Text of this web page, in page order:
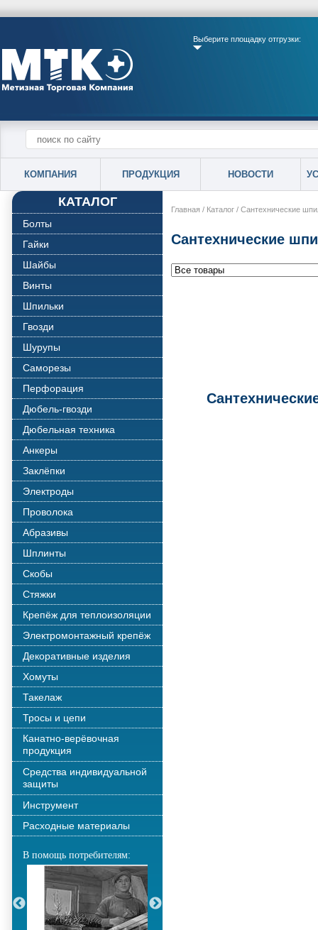
Выберите площадку отгрузки:
КОМПАНИЯ ПРОДУКЦИЯ НОВОСТИ
КАТАЛОГ
Болты
Гайки
Шайбы
Винты
Шпильки
Гвозди
Шурупы
Саморезы
Перфорация
Дюбель-гвозди
Дюбельная техника
Анкеры
Заклёпки
Электроды
Проволока
Абразивы
Шплинты
Скобы
Стяжки
Крепёж для теплоизоляции
Электромонтажный крепёж
Декоративные изделия
Хомуты
Такелаж
Тросы и цепи
Канатно-верёвочная
продукция
Средства индивидуальной
защиты
Инструмент
Расходные материалы
В помощь потребителям:
Главная / Каталог / Сантехнические
Сантехнические